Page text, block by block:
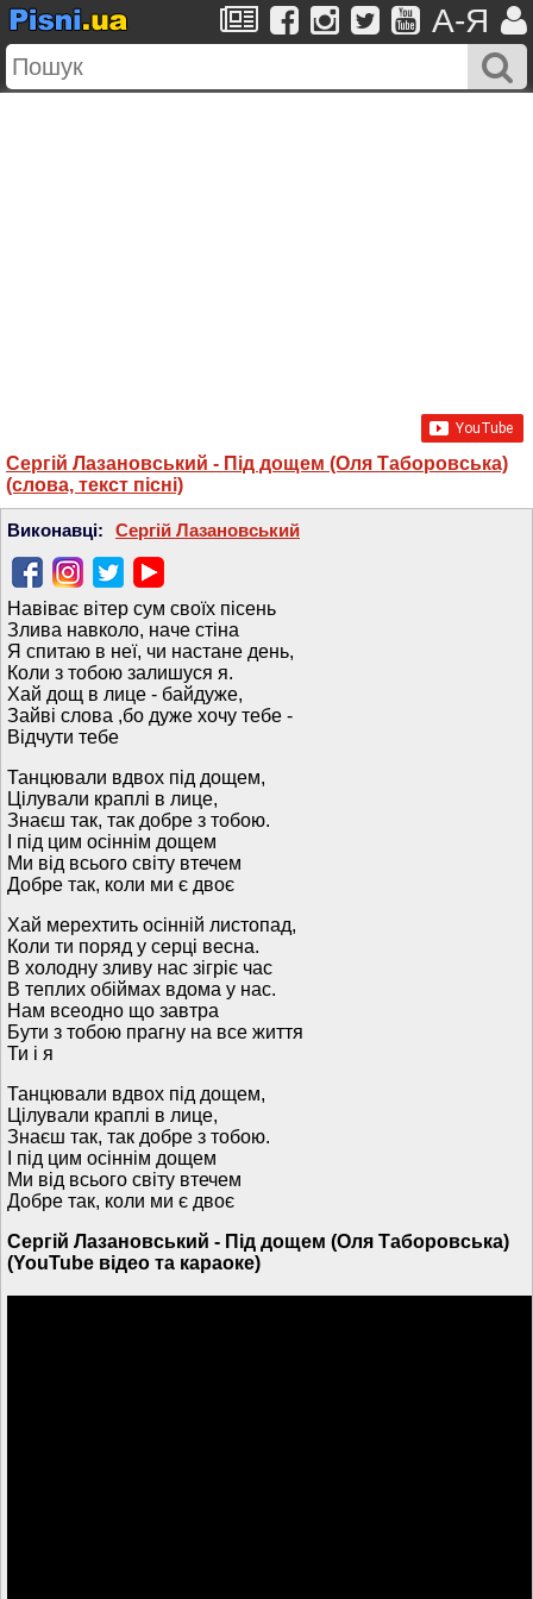
A-Я
Сергій Лазановський - Під дощем (Оля Таборовська)
(слова, текст пісні)
Виконавці: Сергій Лазановський
Навіває вітер сум своїх пісень
Злива навколо, наче стіна
Я спитаю в неї, чи настане день,
Коли з тобою залишуся я.
Хай дощ в лице - байдуже,
Зайві слова ,бо дуже хочу тебе -
Відчути тебе
Танцювали вдвох під дощем,
Цілували краплі в лице,
Знаєш так, так добре з тобою.
І під цим осіннім дощем
Ми від всього світу втечем
Добре так, коли ми є двоє
Хай мерехтить осінній листопад,
Коли ти поряд у серці весна.
В холодну зливу нас зігріє час
В теплих обіймах вдома у нас.
Нам всеодно що завтра
Бути з тобою прагну на все життя
Ти і я
Танцювали вдвох під дощем,
Цілували краплі в лице,
Знаєш так, так добре з тобою.
І під цим осіннім дощем
Ми від всього світу втечем
Добре так, коли ми є двоє
Сергій Лазановський - Під дощем (Оля Таборовська)
(YouTube відео та караоке)